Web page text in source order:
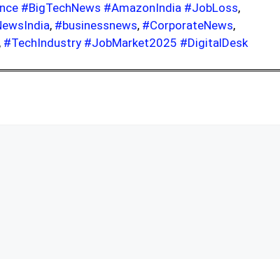
#BigTechNews #AmazonIndia #JobLoss,
, #businessnews, #CorporateNews,
, #TechIndustry #JobMarket2025 #DigitalDesk